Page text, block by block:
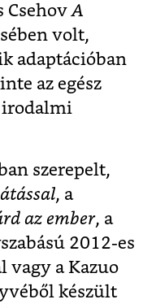
Csehov A
volt,
adaptációban
az egész
irodalmi
szerepelt,
, a
az ember, a
2012-es
vagy a Kazuo
készült